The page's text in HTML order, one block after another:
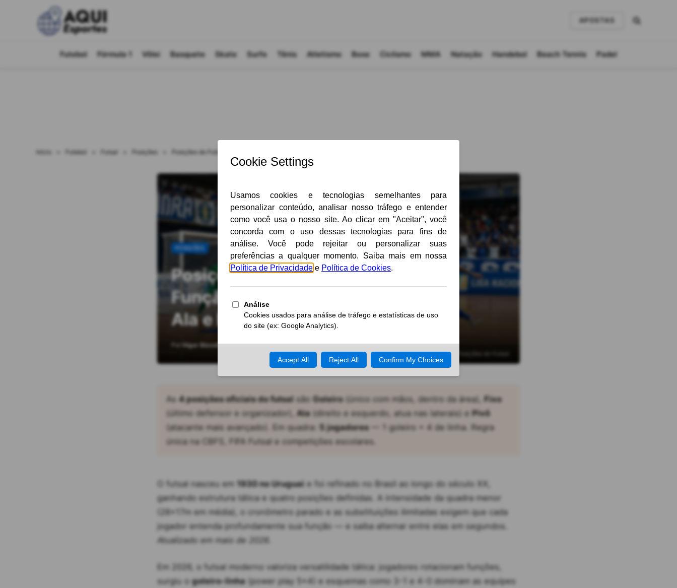
APOSTAS
Futebol Fórmula 1 Vôlei Basquete Skate Surfe Tênis Atletismo Boxe Ciclismo MMA Natação Handebol Beach Tennis Padel
Início Futebol Futsal Posições Posições do Futsal: Função de Goleiro, Fixo, Ala e Pivô
Posições do Futsal:
Função de Goleiro, Fixo,
Ala e Pivô
Higor Bissoli 11/05/2026 Atualizado: 22/06/2026
As 4 posições oficiais do futsal são Goleiro(único com mãos, dentro da área), Fixo
(último defensor e organizador), Ala(direito e esquerdo, atua nas laterais) e Pivô
(atacante mais avançado). Em quadra:
5 jogadores— 1 goleiro + 4 de linha. Regra
única na CBFS, FIFA Futsal e competições escolares.
O futsal nasceu em 1930 no Uruguai e foi refinado no Brasil ao longo do século XX,
ganhando estrutura tática e quatro posições definidas. A intensidade da quadra menor
(28×17m em média), o cronômetro parado e as substituições ilimitadas exigem que cada
jogador entenda profundamente sua função — e saiba alternar entre elas em segundos.
Atualizado em maio de 2026.
Em 2026, o futsal moderno valoriza versatilidade tática: jogadores rotacionam funções,
surgiu ogoleiro-linha(power play 5×4) e esquemas como 3-1 e 4-0 dominam as equipes